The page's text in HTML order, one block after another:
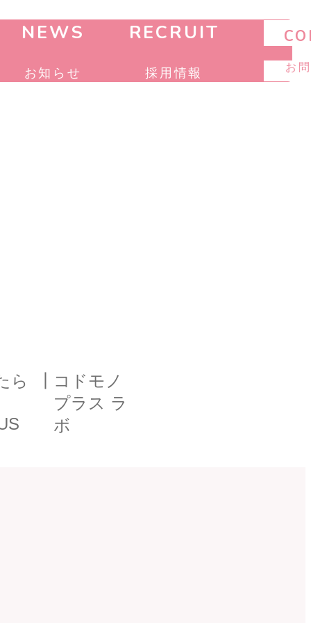
NEWS
お知らせ
RECRUIT
採用情報 お
ら
コドモノ
プラス ラ
ボ